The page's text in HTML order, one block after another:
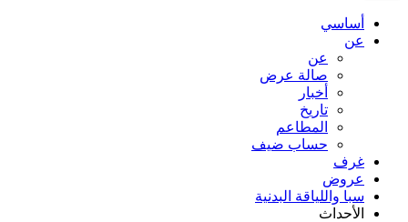
أساسي
عن
عن
صالة عرض
أخبار
تاريخ
المطاعم
حساب ضيف
غرف
عروض
سبا واللياقة البدنية
الأحداث